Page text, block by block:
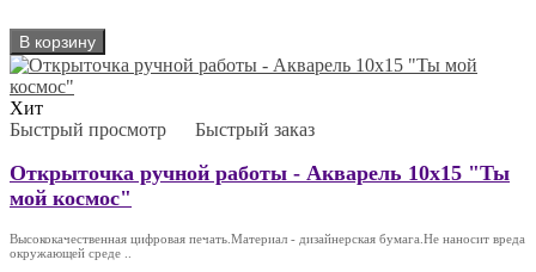
В корзину
Хит
Быстрый просмотр
Быстрый заказ
Открыточка ручной работы - Акварель 10х15 "Ты
мой космос"
Высококачественная цифровая печать.Материал - дизайнерская бумага.Не наносит вреда
окружающей среде ..